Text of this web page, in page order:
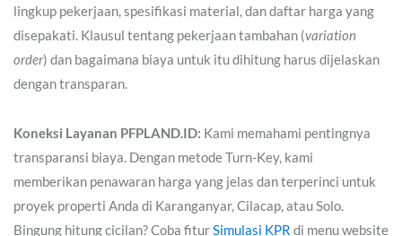
lingkup pekerjaan, spesifikasi material, dan daftar harga yang
disepakati. Klausul tentang pekerjaan tambahan (variation
order) dan bagaimana biaya untuk itu dihitung harus dijelaskan
dengan transparan.
Koneksi Layanan PFPLAND.ID: Kami memahami pentingnya
transparansi biaya. Dengan metode Turn-Key, kami
memberikan penawaran harga yang jelas dan terperinci untuk
proyek properti Anda di Karanganyar, Cilacap, atau Solo.
Bingung hitung cicilan? Coba fiturSimulasi KPR di menu website